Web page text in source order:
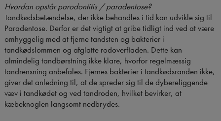
Hvordan opstår parodontitis / paradentose?
Tandkødsbetændelse, der ikke behandles i tid kan udvikle sig til
Paradentose. Derfor er det vigtigt at gribe tidligt ind ved at være
omhyggelig med at fjerne tandsten og bakterier i
tandkødslommen og afglatte rodoverfladen. Dette kan
almindelig tandbørstning ikke klare, hvorfor regelmæssig
tandrensning anbefales. Fjernes bakterier i tandkødsranden ikke,
giver det anledning til, at de spreder sig til de dybereliggende
væv i tandkødet og ved tandroden, hvilket bevirker, at
kæbeknoglen langsomt nedbrydes.